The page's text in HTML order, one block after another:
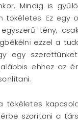
Mindig is
tökéletes. Ez egy
tény,
ezzel a
egy
ehhez az
tökéletes
szorítani a